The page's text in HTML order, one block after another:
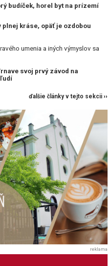
budíček, horel byt na prízemí
kráse, opäť je ozdobou
umenia a iných výmyslov sa
svoj prvý závod na
ďalšie články v tejto sekcii ››
reklama